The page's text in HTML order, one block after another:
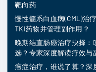
靶向药
慢性髓系白血病(CML)治
TKI药物并管理副作用？
晚期结直肠癌治疗抉择：
选？专家深度解读疗效与
癌症治疗，谁说了算？深